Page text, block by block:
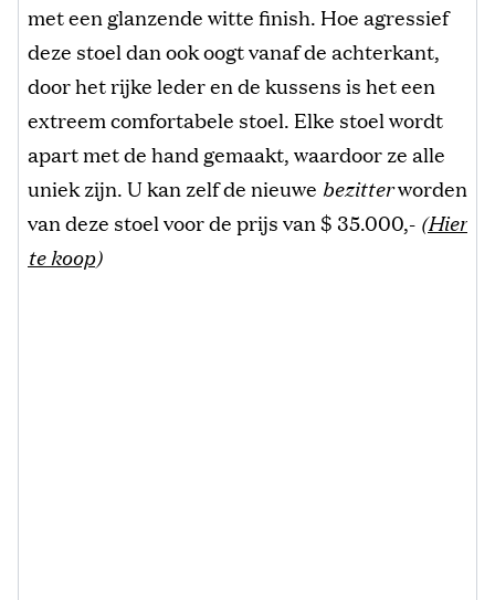
met een glanzende witte finish. Hoe agressief
deze stoel dan ook oogt vanaf de achterkant,
door het rijke leder en de kussens is het een
extreem comfortabele stoel. Elke stoel wordt
apart met de hand gemaakt, waardoor ze alle
uniek zijn. U kan zelf de nieuwe bezitterworden
van deze stoel voor de prijs van $ 35.000,- (Hier
te koop)